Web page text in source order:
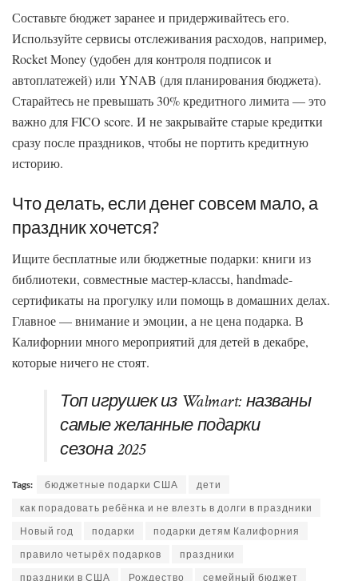
Составьте бюджет заранее и придерживайтесь его.
Используйте сервисы отслеживания расходов, например,
Rocket Money (удобен для контроля подписок и
автоплатежей) или YNAB (для планирования бюджета).
Старайтесь не превышать 30% кредитного лимита — это
важно для FICO score. И не закрывайте старые кредитки
сразу после праздников, чтобы не портить кредитную
историю.
Что делать, если денег совсем мало, а
праздник хочется?
Ищите бесплатные или бюджетные подарки: книги из
библиотеки, совместные мастер-классы, handmade-
сертификаты на прогулку или помощь в домашних делах.
Главное — внимание и эмоции, а не цена подарка. В
Калифорнии много мероприятий для детей в декабре,
которые ничего не стоят.
Топ игрушек из Walmart: названы
самые желанные подарки
сезона 2025
Tags: бюджетные подарки США
дети
как порадовать ребёнка и не влезть в долги в праздники
Новый год
подарки
подарки детям Калифорния
правило четырёх подарков
праздники
праздники в США
Рождество
семейный бюджет